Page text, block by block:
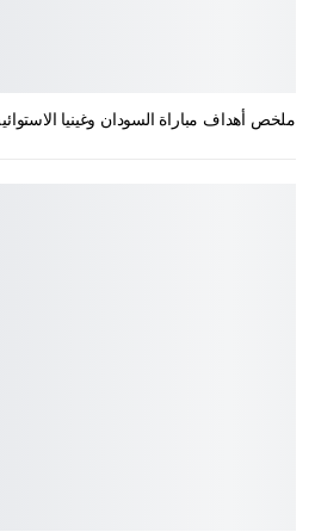
ملخص أهداف مباراة السودان وغينيا الاستوائية